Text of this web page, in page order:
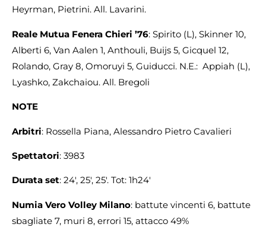
Heyrman, Pietrini. All. Lavarini.
Reale Mutua Fenera Chieri ’76: Spirito (L), Skinner 10,
Alberti 6, Van Aalen 1, Anthouli, Buijs 5, Gicquel 12,
Rolando, Gray 8, Omoruyi 5, Guiducci. N.E.: Appiah (L),
Lyashko, Zakchaiou. All. Bregoli
NOTE
Arbitri: Rossella Piana, Alessandro Pietro Cavalieri
Spettatori: 3983
Durata set: 24′, 25′, 25′. Tot: 1h24′
Numia Vero Volley Milano: battute vincenti 6, battute
sbagliate 7, muri 8, errori 15, attacco 49%